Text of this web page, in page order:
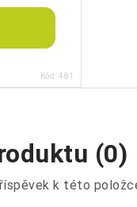
Kód: 481
(0)
k této